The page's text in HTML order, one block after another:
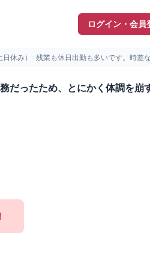
ログイン・会員
休み） 残業も休日出勤も多いです。時差
だったため、とにかく体調を崩